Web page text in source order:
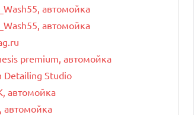
автомойка
автомойка
premium, автомойка
Detailing Studio
автомойка
автомойка